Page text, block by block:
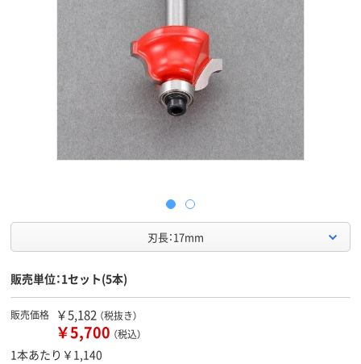
刃長：17mm
販売単位：1セット(5本)
販売価格 ￥5,182 （税抜き）
￥5,700 （税込）
1本あたり￥1,140